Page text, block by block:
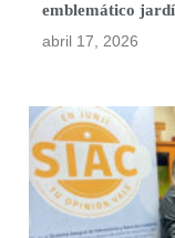
emblemático
abril 17, 2026